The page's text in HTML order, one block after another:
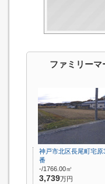
ファミリー
神戸市北区長尾町宅原
番
-/1766.00㎡
3,739万円